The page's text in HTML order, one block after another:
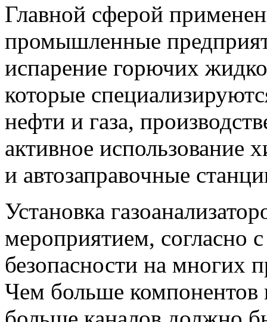
Главной сферой
промышленные
испарение горючих
которые
нефти и газа,
активное использование
и автозаправочные
Установка
мероприятием, согласно
безопасности на многих
Чем больше компонентов